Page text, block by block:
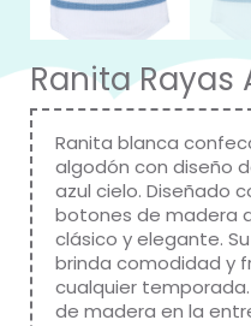
Ranita Rayas
Ranita blanca
algodón con diseño
azul cielo. Diseñado
botones de madera
clásico y elegante.
brinda comodidad y
cualquier
de madera en la